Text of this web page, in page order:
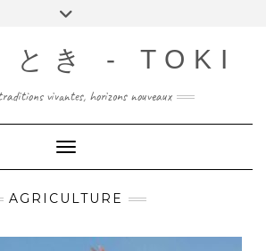
とき - TOKI
vivantes, horizons nouveaux
Toggle Navigation
AGRICULTURE